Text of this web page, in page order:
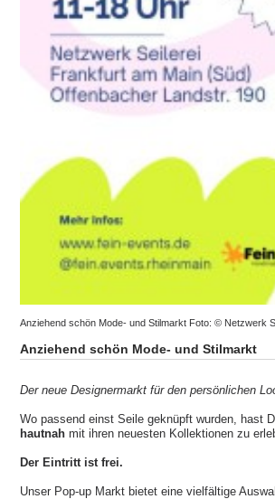
Anziehend schön Mode- und Stilmarkt Foto: © Netzwerk
Anziehend schön Mode- und Stilmarkt
Der neue Designermarkt für den persönlichen
Wo passend einst Seile geknüpft wurden, hast
hautnah mit ihren neuesten Kollektionen zu
Der Eintritt ist frei.
Unser Pop-up Markt bietet eine vielfältige